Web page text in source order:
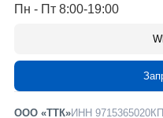
Пн - Пт 8:00-19:00
ООО «ТТК»ИНН 9715365020